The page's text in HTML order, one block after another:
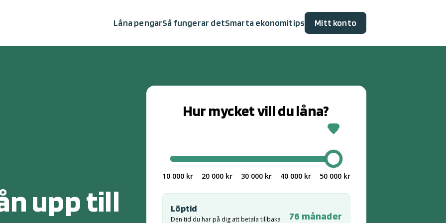
Låna pengarSå fungerar detSmarta ekonomitips Mitt konto
upp till
Hur mycket vill du låna?
Välj lånebelopp
10 000 kr 20 000 kr 30 000 kr 40 000 kr 50 000 kr
Löptid
Den tid du har på dig att betala tillbaka
76 månader